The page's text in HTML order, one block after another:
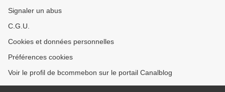
Signaler un abus
C.G.U.
Cookies et données personnelles
Préférences cookies
Voir le profil de bcommebon sur le portail Canalblog